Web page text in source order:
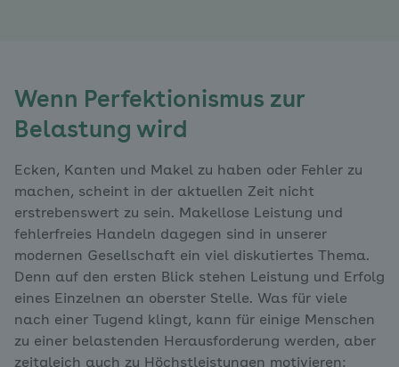
Wenn Perfektionismus zur
Belastung wird
Ecken, Kanten und Makel zu haben oder Fehler zu
machen, scheint in der aktuellen Zeit nicht
erstrebenswert zu sein. Makellose Leistung und
fehlerfreies Handeln dagegen sind in unserer
modernen Gesellschaft ein viel diskutiertes Thema.
Denn auf den ersten Blick stehen Leistung und Erfolg
eines Einzelnen an oberster Stelle. Was für viele
nach einer Tugend klingt, kann für einige Menschen
zu einer belastenden Herausforderung werden, aber
zeitgleich auch zu Höchstleistungen motivieren: